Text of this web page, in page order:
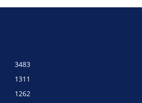
3483
1311
1262